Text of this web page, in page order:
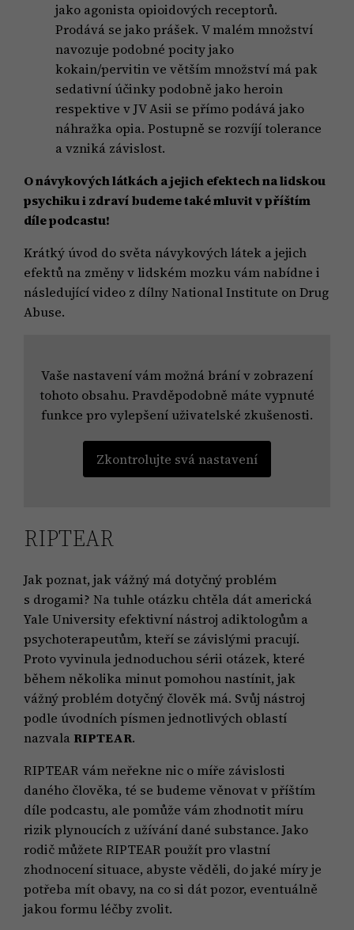
jako agonista opioidových receptorů.
Prodává se jako prášek. V malém množství
navozuje podobné pocity jako
kokain/pervitin ve větším množství má pak
sedativní účinky podobně jako heroin
respektive v JV Asii se přímo podává jako
náhražka opia. Postupně se rozvíjí tolerance
a vzniká závislost.
O návykových látkách a jejich efektech na lidskou
psychiku i zdraví budeme také mluvit v příštím
díle podcastu!
Krátký úvod do světa návykových látek a jejich
efektů na změny v lidském mozku vám nabídne i
následující video z dílny National Institute on Drug
Abuse.
Vaše nastavení vám možná brání v zobrazení
tohoto obsahu. Pravděpodobně máte vypnuté
funkce pro vylepšení uživatelské zkušenosti.
Zkontrolujte svá nastavení
RIPTEAR
Jak poznat, jak vážný má dotyčný problém
s drogami? Na tuhle otázku chtěla dát americká
Yale University efektivní nástroj adiktologům a
psychoterapeutům, kteří se závislými pracují.
Proto vyvinula jednoduchou sérii otázek, které
během několika minut pomohou nastínit, jak
vážný problém dotyčný člověk má. Svůj nástroj
podle úvodních písmen jednotlivých oblastí
nazvala RIPTEAR.
RIPTEAR vám neřekne nic o míře závislosti
daného člověka, té se budeme věnovat v příštím
díle podcastu, ale pomůže vám zhodnotit míru
rizik plynoucích z užívání dané substance. Jako
rodič můžete RIPTEAR použít pro vlastní
zhodnocení situace, abyste věděli, do jaké míry je
potřeba mít obavy, na co si dát pozor, eventuálně
jakou formu léčby zvolit.